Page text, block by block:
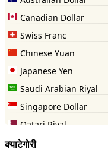
क्याटेगोरी